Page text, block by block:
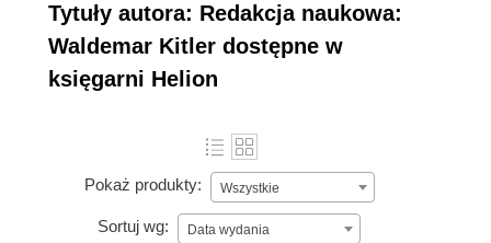
Tytuły autora: Redakcja naukowa:
Waldemar Kitler dostępne w
księgarni Helion
Pokaż produkty: Wszystkie
Sortuj wg: Data wydania